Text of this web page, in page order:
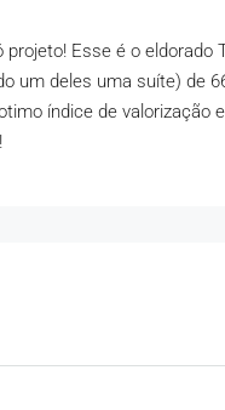
Esse é o eldorado
um deles uma suíte) de
índice de valorização